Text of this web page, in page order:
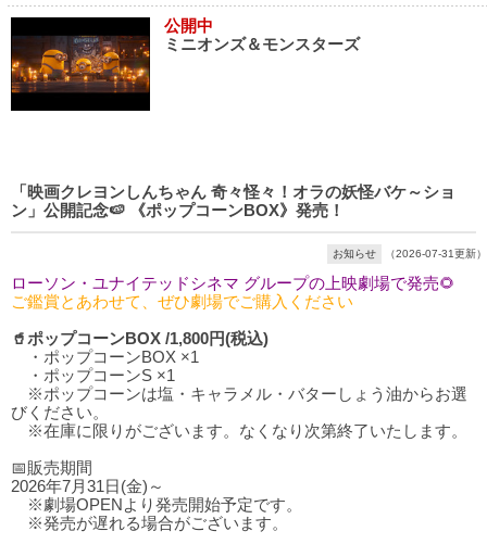
公開中
ミニオンズ＆モンスターズ
「映画クレヨンしんちゃん 奇々怪々！オラの妖怪バケ～ショ
ン」公開記念🍉 《ポップコーンBOX》発売！
お知らせ （2026-07-31更新）
ローソン・ユナイテッドシネマ グループの上映劇場で発売🌻
ご鑑賞とあわせて、ぜひ劇場でご購入ください
🥤ポップコーンBOX /1,800円(税込)
・ポップコーンBOX ×1
・ポップコーンS ×1
※ポップコーンは塩・キャラメル・バターしょう油からお選
びください。
※在庫に限りがございます。なくなり次第終了いたします。
📅販売期間
2026年7月31日(金)～
※劇場OPENより発売開始予定です。
※発売が遅れる場合がございます。